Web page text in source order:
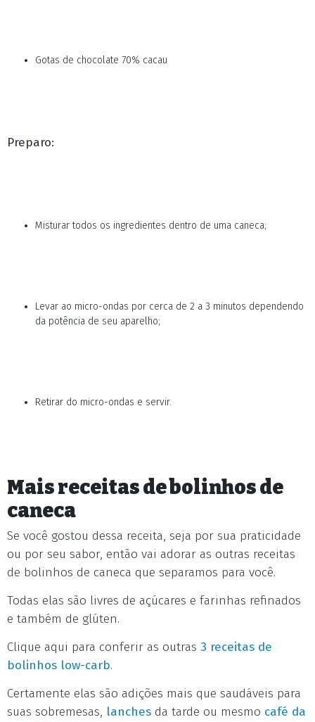
Gotas de chocolate 70% cacau
Preparo:
Misturar todos os ingredientes dentro de uma caneca;
Levar ao micro-ondas por cerca de 2 a 3 minutos dependendo
da potência de seu aparelho;
Retirar do micro-ondas e servir.
Mais receitas de bolinhos de
caneca
Se você gostou dessa receita, seja por sua praticidade
ou por seu sabor, então vai adorar as outras receitas
de bolinhos de caneca que separamos para você.
Todas elas são livres de açúcares e farinhas refinados
e também de glúten.
Clique aqui para conferir as outras 3 receitas de
bolinhos low-carb.
Certamente elas são adições mais que saudáveis para
suas sobremesas, lanches da tarde ou mesmo café da